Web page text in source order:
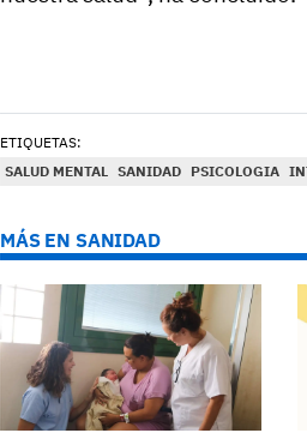
ETIQUETAS:
SALUD MENTAL SANIDAD PSICOLOGIA
MÁS EN SANIDAD